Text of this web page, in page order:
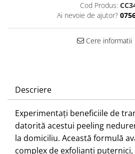
Cod Produs:
Ai nevoie de ajutor?
Cere informatii
Descriere
Experimentați beneficiile de
datorită acestui peeling
la domiciliu. Această formulă
complex de exfolianți puternici,